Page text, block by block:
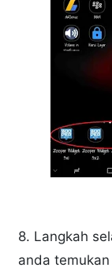
8. Langkah
anda